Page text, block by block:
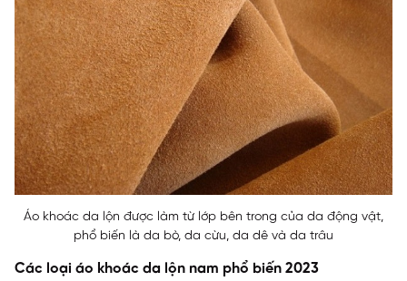
Áo khoác da lộn được làm từ lớp bên trong của da động vật,
phổ biến là da bò, da cừu, da dê và da trâu
Các loại áo khoác da lộn nam phổ biến 2023